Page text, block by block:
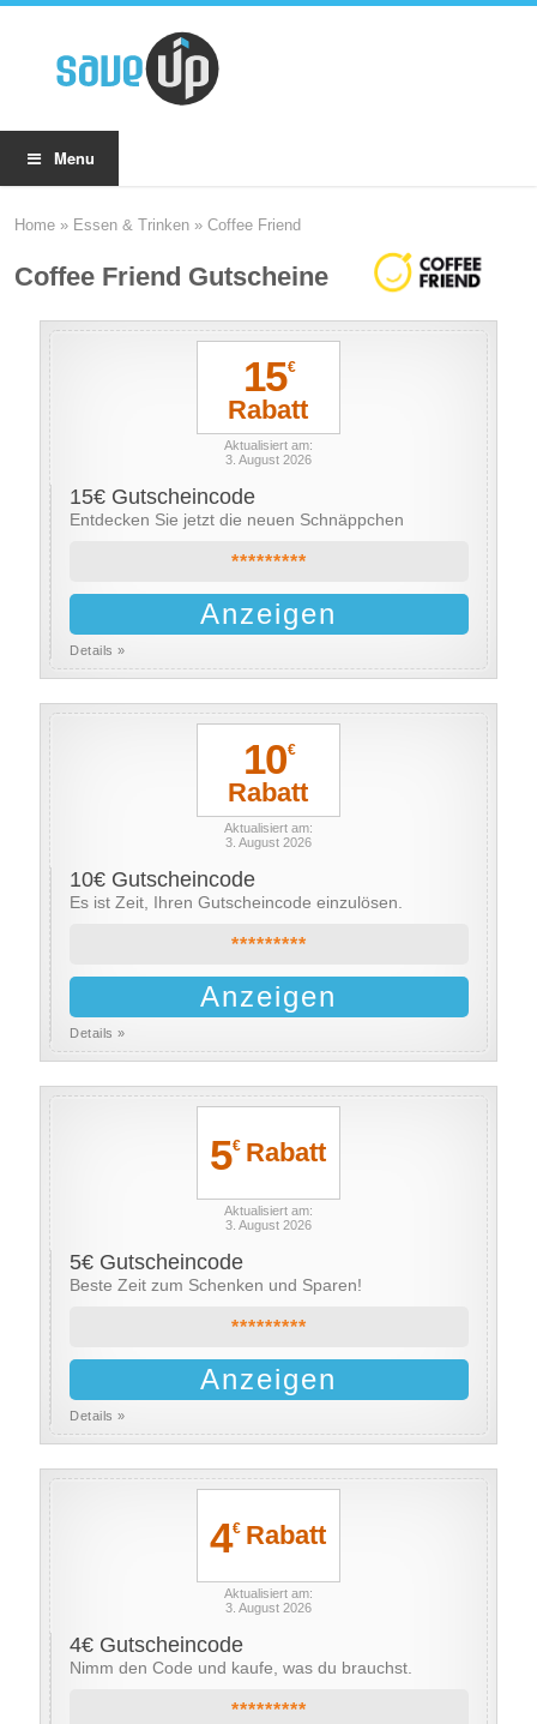
Menu
Home » Essen & Trinken »Coffee Friend
Coffee Friend Gutscheine
15€
Rabatt
Aktualisiert am:
3. August 2026
15€ Gutscheincode
Entdecken Sie jetzt die neuen Schnäppchen
*********
Anzeigen
Details »
10€
Rabatt
Aktualisiert am:
3. August 2026
10€ Gutscheincode
Es ist Zeit, Ihren Gutscheincode einzulösen.
*********
Anzeigen
Details »
5€Rabatt
Aktualisiert am:
3. August 2026
5€ Gutscheincode
Beste Zeit zum Schenken und Sparen!
*********
Anzeigen
Details »
4€Rabatt
Aktualisiert am:
3. August 2026
4€ Gutscheincode
Nimm den Code und kaufe, was du brauchst.
*********